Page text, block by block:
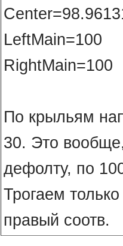
LeftMain=100
RightMain=100
По крыльям
30. Это
дефолту, по
Трогаем
правый соотв.